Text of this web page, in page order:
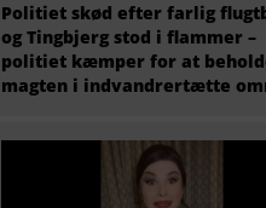
Politiet skød efter farlig
og Tingbjerg stod i flammer –
politiet kæmper for at
magten i indvandrertætte